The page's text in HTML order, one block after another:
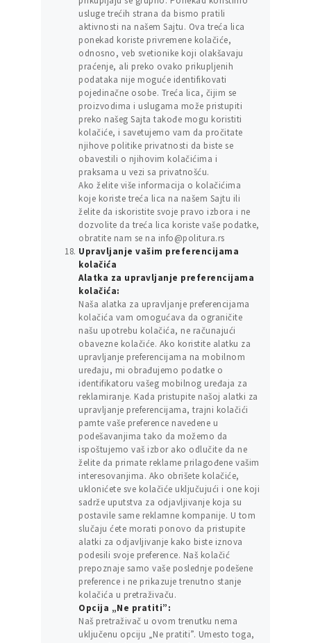
usluge trećih strana da bismo pratili
aktivnosti na našem Sajtu. Ova treća lica
ponekad koriste privremene kolačiće,
odnosno, veb svetionike koji olakšavaju
praćenje, ali preko ovako prikupljenih
podataka nije moguće identifikovati
pojedinačne osobe. Treća lica, čijim se
proizvodima i uslugama može pristupiti
preko našeg Sajta takođe mogu koristiti
kolačiće, i savetujemo vam da pročitate
njihove politike privatnosti da biste se
obavestili o njihovim kolačićima i
praksama u vezi sa privatnošću.
Ako želite više informacija o kolačićima
koje koriste treća lica na našem Sajtu ili
želite da iskoristite svoje pravo izbora i ne
dozvolite da treća lica koriste vaše podatke,
obratite nam se na info@politura.rs
Upravljanje vašim preferencijama
kolačića
Alatka za upravljanje preferencijama
kolačića:
Naša alatka za upravljanje preferencijama
kolačića vam omogućava da ograničite
našu upotrebu kolačića, ne računajući
obavezne kolačiće. Ako koristite alatku za
upravljanje preferencijama na mobilnom
uređaju, mi obrađujemo podatke o
identifikatoru vašeg mobilnog uređaja za
reklamiranje. Kada pristupite našoj alatki za
upravljanje preferencijama, trajni kolačići
pamte vaše preference navedene u
podešavanjima tako da možemo da
ispoštujemo vaš izbor ako odlučite da ne
želite da primate reklame prilagođene vašim
interesovanjima. Ako obrišete kolačiće,
uklonićete sve kolačiće uključujući i one koji
sadrže uputstva za odjavljivanje koja su
postavile same reklamne kompanije. U tom
slučaju ćete morati ponovo da pristupite
alatki za odjavljivanje kako biste iznova
podesili svoje preference. Naš kolačić
prepoznaje samo vaše poslednje podešene
preference i ne prikazuje trenutno stanje
kolačića u pretraživaču.
Opcija „Ne pratiti”:
Naš pretraživač u ovom trenutku nema
uključenu opciju „Ne pratiti”. Umesto toga,